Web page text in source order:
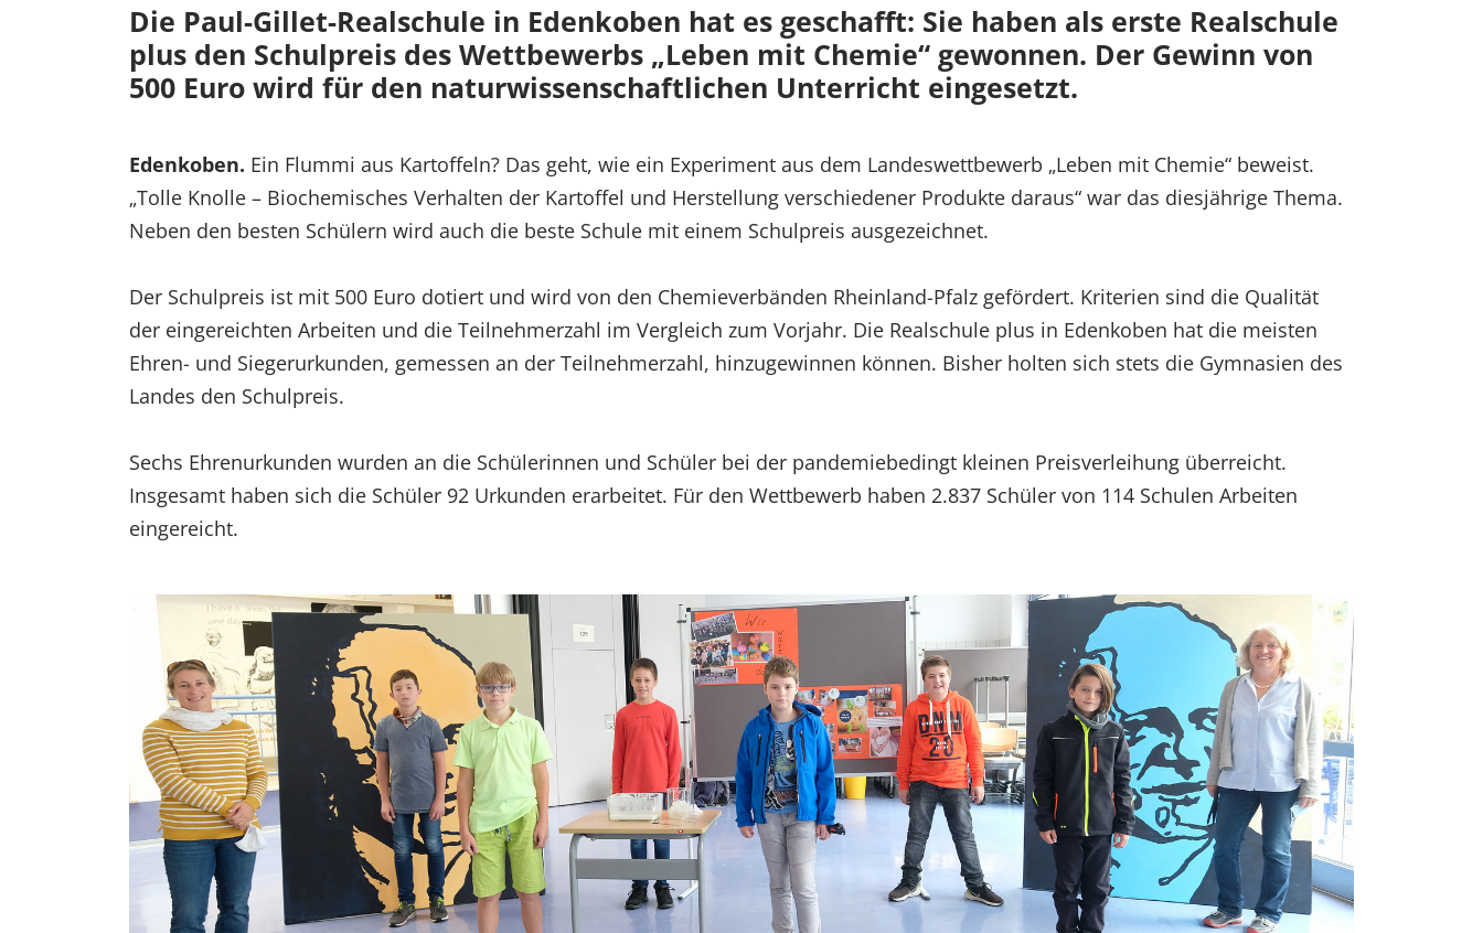
Die Paul-Gillet-Realschule in Edenkoben hat es geschafft: Sie haben als erste Realschule
plus den Schulpreis des Wettbewerbs „Leben mit Chemie“ gewonnen. Der Gewinn von
500 Euro wird für den naturwissenschaftlichen Unterricht eingesetzt.
Edenkoben. Ein Flummi aus Kartoffeln? Das geht, wie ein Experiment aus dem Landeswettbewerb „Leben mit Chemie“ beweist.
„Tolle Knolle – Biochemisches Verhalten der Kartoffel und Herstellung verschiedener Produkte daraus“ war das diesjährige Thema.
Neben den besten Schülern wird auch die beste Schule mit einem Schulpreis ausgezeichnet.
Der Schulpreis ist mit 500 Euro dotiert und wird von den Chemieverbänden Rheinland-Pfalz gefördert. Kriterien sind die Qualität
der eingereichten Arbeiten und die Teilnehmerzahl im Vergleich zum Vorjahr. Die Realschule plus in Edenkoben hat die meisten
Ehren- und Siegerurkunden, gemessen an der Teilnehmerzahl, hinzugewinnen können. Bisher holten sich stets die Gymnasien des
Landes den Schulpreis.
Sechs Ehrenurkunden wurden an die Schülerinnen und Schüler bei der pandemiebedingt kleinen Preisverleihung überreicht.
Insgesamt haben sich die Schüler 92 Urkunden erarbeitet. Für den Wettbewerb haben 2.837 Schüler von 114 Schulen Arbeiten
eingereicht.